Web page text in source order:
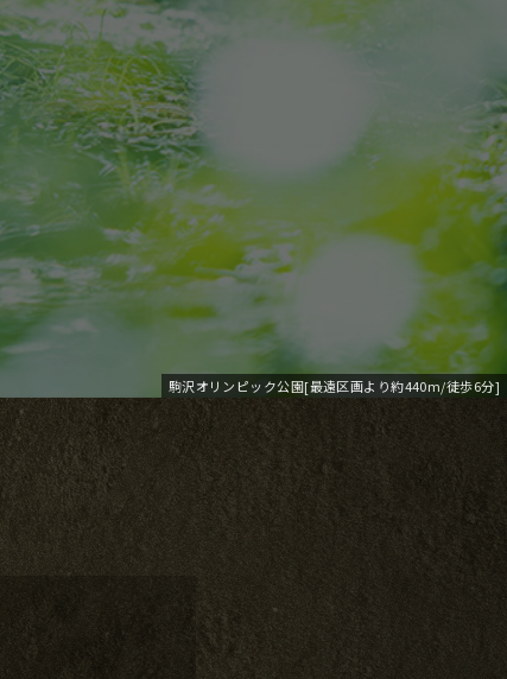
今後のスケジュール